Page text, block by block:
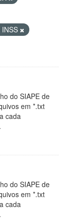
do SIAPE de
em *.txt
cada
do SIAPE de
em *.txt
cada